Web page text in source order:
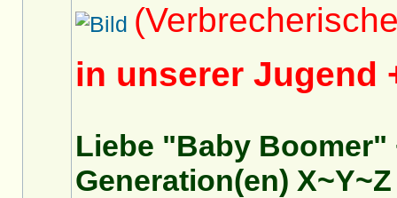
in unserer Jugend
Liebe "Baby Boomer"
Generation(en)